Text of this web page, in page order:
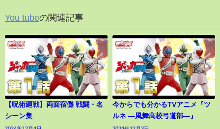
You tubeの関連記事
【呪術廻戦】両面宿儺 戦闘・名
シーン集
今からでも分かるTVアニメ『ツ
ルネ ―風舞高校弓道部―』